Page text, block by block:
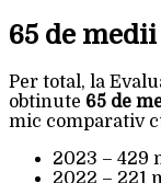
65 de
Per total, la
obtinute 65 de
mic comparativ
2023 – 429
2022 – 221